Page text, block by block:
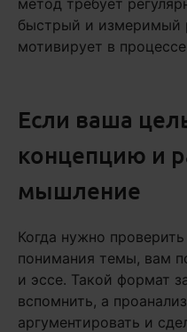
метод требует
быстрый и измеримый
мотивирует в
Если ваша
концепцию и
мышление
Когда нужно
понимания темы, вам
и эссе. Такой формат
вспомнить, а
аргументировать и